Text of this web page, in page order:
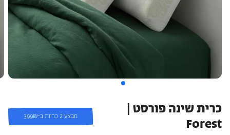
כריות מלונות היוקרה כריות היברידיות
כרית שינה פורסט |
Forest
מבצע 2 כריות ב-399₪